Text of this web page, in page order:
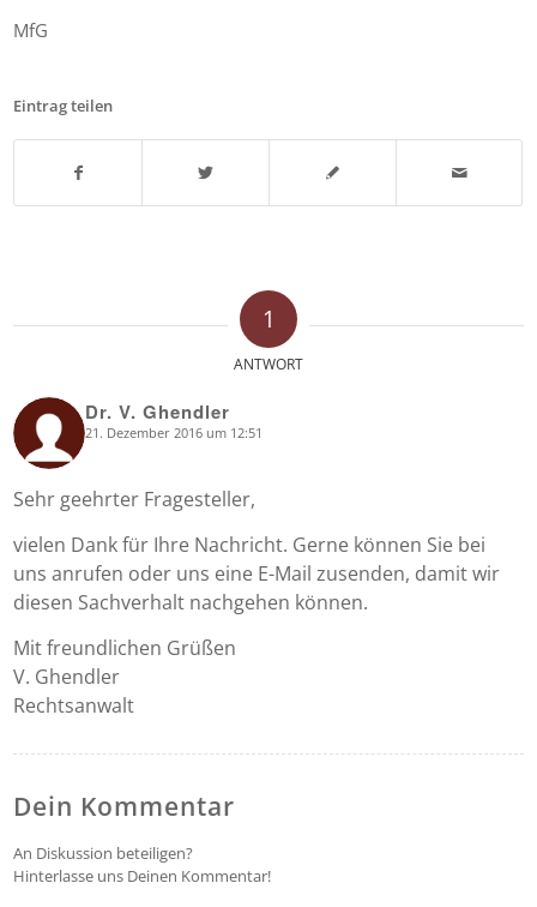
MfG
Eintrag teilen
1
ANTWORT
Dr. V. Ghendler
says: 21. Dezember 2016 um 12:51
Sehr geehrter Fragesteller,
vielen Dank für Ihre Nachricht. Gerne können Sie bei
uns anrufen oder uns eine E-Mail zusenden, damit wir
diesen Sachverhalt nachgehen können.
Mit freundlichen Grüßen
V. Ghendler
Rechtsanwalt
Dein Kommentar
An Diskussion beteiligen?
Hinterlasse uns Deinen Kommentar!